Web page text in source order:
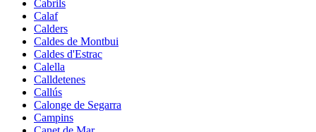
Cabrils
Calaf
Calders
Caldes de Montbui
Caldes d'Estrac
Calella
Calldetenes
Callús
Calonge de Segarra
Campins